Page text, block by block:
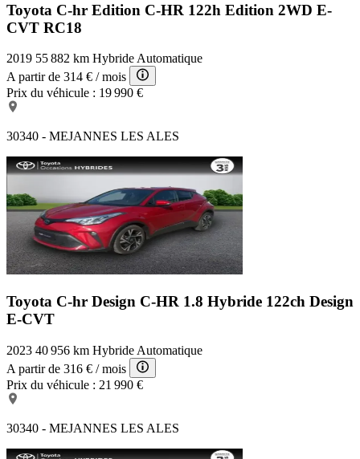
Toyota C-hr Edition C-HR 122h Edition 2WD E-
CVT RC18
2019 55 882 km Hybride Automatique
A partir de 314 € / mois
Prix du véhicule : 19 990 €
30340 - MEJANNES LES ALES
Toyota C-hr Design C-HR 1.8 Hybride 122ch Design
E-CVT
2023 40 956 km Hybride Automatique
A partir de 316 € / mois
Prix du véhicule : 21 990 €
30340 - MEJANNES LES ALES